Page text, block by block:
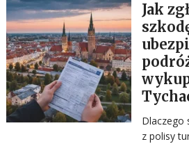
Jak
Dlaczego
z polisy